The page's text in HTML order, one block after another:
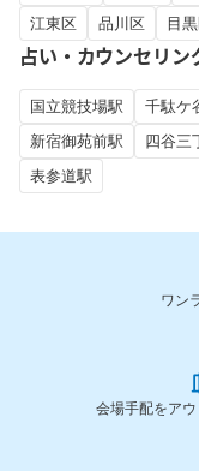
江東区
品川区 目
占い・カウンセリ
国立競技場駅 千駄ケ
新宿御苑前駅
四谷三
表参道駅
ワン
会場手配をア